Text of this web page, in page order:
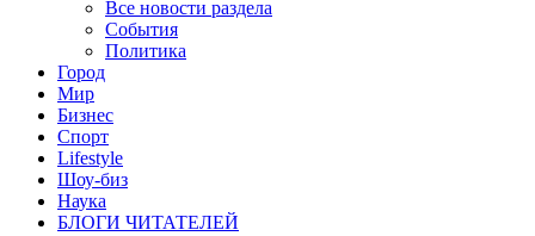
Все новости раздела
События
Политика
Город
Мир
Бизнес
Спорт
Lifestyle
Шоу-биз
Наука
БЛОГИ ЧИТАТЕЛЕЙ